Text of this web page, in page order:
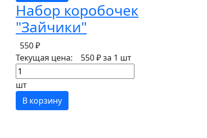
Набор коробочек
"Зайчики"
550 ₽
Текущая цена:
550 ₽за 1 шт
шт
В корзину